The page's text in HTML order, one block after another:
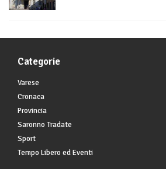
Categorie
Varese
Cronaca
Provincia
Saronno Tradate
Sport
Tempo Libero ed Eventi